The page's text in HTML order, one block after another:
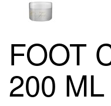
FOOT
200 ML